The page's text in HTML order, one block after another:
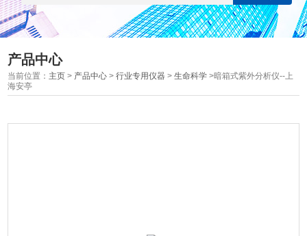
产品中心
当前位置： 主页 > 产品中心 >行业专用仪器 >生命科学 >暗箱式紫外分析仪--上
海安亭